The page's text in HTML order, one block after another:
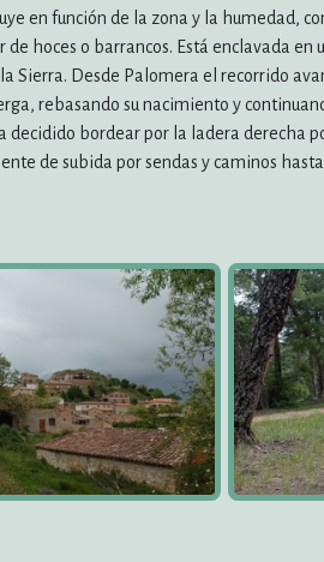
en función de la zona y la humedad,
hoces o barrancos. Está enclavada en
Sierra. Desde Palomera el recorrido
rebasando su nacimiento y
bordear por la ladera derecha
de subida por sendas y caminos